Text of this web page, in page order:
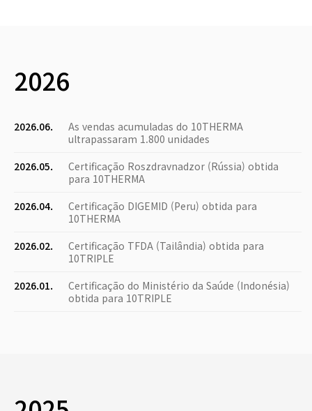
2026
2026.06.
As vendas acumuladas do 10THERMA
ultrapassaram 1.800 unidades
2026.05.
Certificação Roszdravnadzor (Rússia) obtida
para 10THERMA
2026.04.
Certificação DIGEMID (Peru) obtida para
10THERMA
2026.02.
Certificação TFDA (Tailândia) obtida para
10TRIPLE
2026.01.
Certificação do Ministério da Saúde (Indonésia)
obtida para 10TRIPLE